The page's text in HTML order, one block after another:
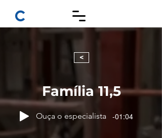
<
Família 11,5
Ouça o especialista -01:04